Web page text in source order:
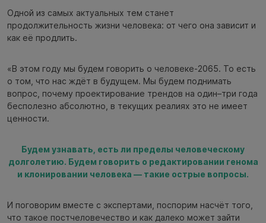
Одной из самых актуальных тем станет
продолжительность жизни человека: от чего она зависит и
как её продлить.
«В этом году мы будем говорить о человеке-2065. То есть
о том, что нас ждёт в будущем. Мы будем поднимать
вопрос, почему проектирование трендов на один–три года
бесполезно абсолютно, в текущих реалиях это не имеет
ценности.
Будем узнавать, есть ли пределы человеческому
долголетию. Будем говорить о редактировании генома
и клонировании человека — такие острые вопросы.
И поговорим вместе с экспертами, поспорим насчёт того,
что такое постчеловечество и как далеко может зайти